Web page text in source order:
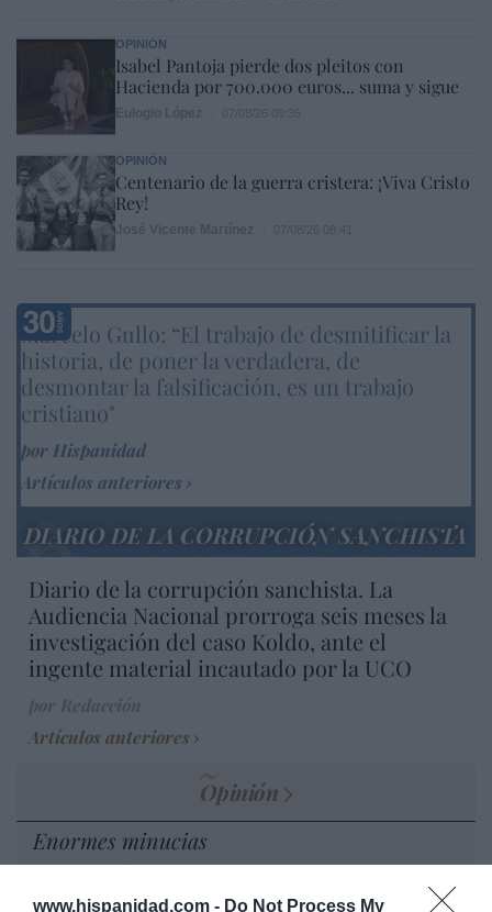
www.hispanidad.com - Do Not Process My
OPINIÓN
Isabel Pantoja pierde dos pleitos con
Hacienda por 700.000 euros... suma y sigue
OPINIÓN
Centenario de la guerra cristera: ¡Viva Cristo
Rey!
Marcelo Gullo: “El trabajo de desmitificar la
historia, de poner la verdadera, de
desmontar la falsificación, es un trabajo
cristiano"
por Hispanidad
Artículos anteriores
DIARIO DE LA CORRUPCIÓN SANCHISTA
Diario de la corrupción sanchista. La
Audiencia Nacional prorroga seis meses la
investigación del caso Koldo, ante el
ingente material incautado por la UCO
Artículos anteriores
Opinión
Enormes minucias
por Eulogio López